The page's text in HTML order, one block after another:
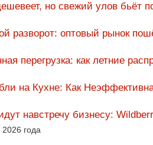
но свежий улов бьёт
разворот: оптовый рынок
перегрузка: как летние
на Кухне: Как
навстречу бизнесу:
года